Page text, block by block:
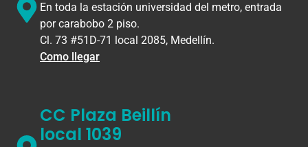
En toda la estación universidad del metro, entrada
por carabobo 2 piso.
Cl. 73 #51D-71 local 2085, Medellín.
Como llegar
CC Plaza Beillín
local 1039